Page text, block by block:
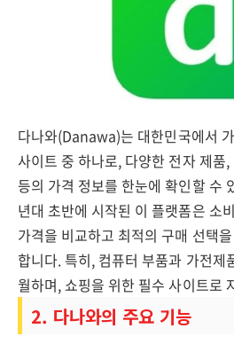
다나와(Danawa)는 대한민국에서
사이트 중 하나로, 다양한 전자 제품
등의 가격 정보를 한눈에 확인할 수
년대 초반에 시작된 이 플랫폼은 소
가격을 비교하고 최적의 구매 선택
합니다. 특히, 컴퓨터 부품과 가전제
월하며, 쇼핑을 위한 필수 사이트로
2. 다나와의 주요 기능